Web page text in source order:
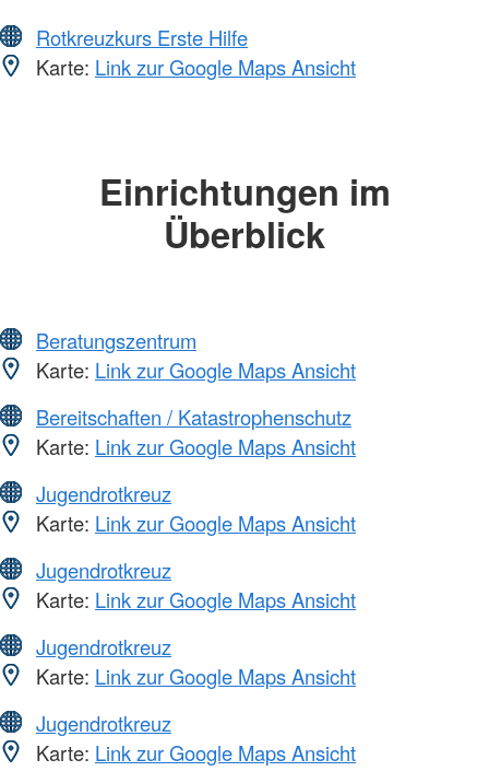
Rotkreuzkurs Erste Hilfe
Karte: Link zur Google Maps Ansicht
Einrichtungen im
Überblick
Beratungszentrum
Karte: Link zur Google Maps Ansicht
Bereitschaften / Katastrophenschutz
Karte: Link zur Google Maps Ansicht
Jugendrotkreuz
Karte: Link zur Google Maps Ansicht
Jugendrotkreuz
Karte: Link zur Google Maps Ansicht
Jugendrotkreuz
Karte: Link zur Google Maps Ansicht
Jugendrotkreuz
Karte: Link zur Google Maps Ansicht